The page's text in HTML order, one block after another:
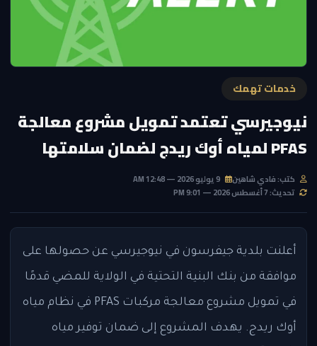
خدمات تهمك
نيوجيرسي تعتمد تمويل مشروع معالجة
PFAS لمياه أوك ريدج لضمان سلامتها
كتب: فادي شاهين
تحديث: 7 أغسطس 2026 — 9:01 PM
أعلنت بلدية جيفرسون في نيوجيرسي عن حصولها على
موافقة من بنك البنية التحتية في الولاية للمضي قدمًا
في تمويل مشروع معالجة مركبات PFAS في نظام مياه
أوك ريدج. يهدف المشروع إلى ضمان توفير مياه